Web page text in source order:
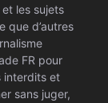
et les sujets
que d’autres
FR pour
interdits et
sans juger,